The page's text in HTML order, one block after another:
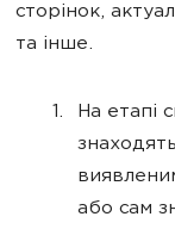
сторінок,
та інше.
На етапі
або сам